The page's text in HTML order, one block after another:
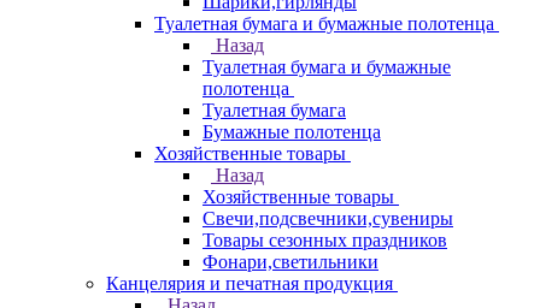
Туалетная бумага и бумажные полотенца
Назад
Туалетная бумага и бумажные
полотенца
Туалетная бумага
Бумажные полотенца
Хозяйственные товары
Назад
Хозяйственные товары
Свечи,подсвечники,сувениры
Товары сезонных праздников
Фонари,светильники
Канцелярия и печатная продукция